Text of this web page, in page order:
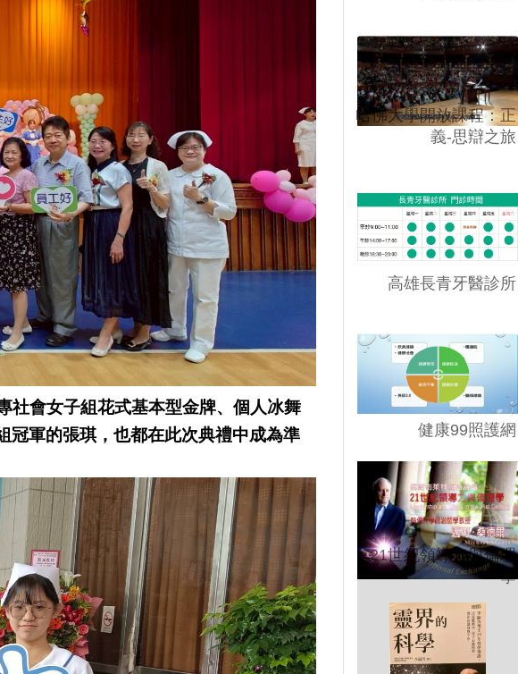
社會女子組花式基本型金牌、個人冰舞
冠軍的張琪，也都在此次典禮中成為準
哈佛大學開放課程：正
義-思辯之旅
高雄長青牙醫診所
健康99照護網
21世紀領導力與倫理
學